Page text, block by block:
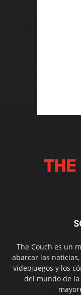
The Couch es un
abarcar las
videojuegos y los
del mundo de